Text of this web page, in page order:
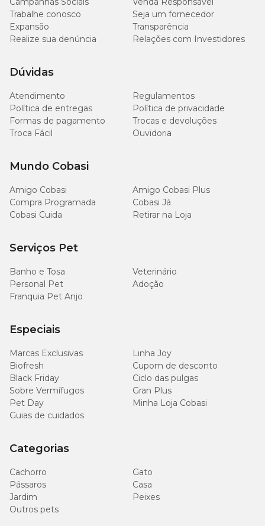
Trabalhe conosco
Seja um fornecedor
Expansão
Transparência
Realize sua denúncia
Relações com Investidores
Dúvidas
Atendimento
Regulamentos
Política de entregas
Política de privacidade
Formas de pagamento
Trocas e devoluções
Troca Fácil
Ouvidoria
Mundo Cobasi
Amigo Cobasi
Amigo Cobasi Plus
Compra Programada
Cobasi Já
Cobasi Cuida
Retirar na Loja
Serviços Pet
Banho e Tosa
Veterinário
Personal Pet
Adoção
Franquia Pet Anjo
Especiais
Marcas Exclusivas
Linha Joy
Biofresh
Cupom de desconto
Black Friday
Ciclo das pulgas
Sobre Vermífugos
Gran Plus
Pet Day
Minha Loja Cobasi
Guias de cuidados
Categorias
Cachorro
Gato
Pássaros
Casa
Jardim
Peixes
Outros pets